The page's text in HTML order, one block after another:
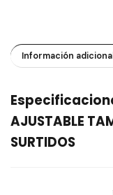
Información adicional
AJUSTABLE
SURTIDOS